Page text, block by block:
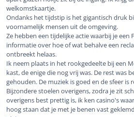
welkomstkaartje.
Ondanks het tijdstip is het gigantisch druk
voornamelijk mensen uit de omgeving.
Ze hebben een tijdelijke actie waarbij je een
informatie over hoe of wat behalve een
ontbreekt helaas.
Ik neem plaats in het rookgedeelte bij een
kast, de enige die nog vrij was. De rest was
gehouden. De muziek is goed en de sfeer is
Bijzondere stoelen overigens, zodra je zit
overigens best prettig is, ik ken casino's
hoog staan dat je met je benen vast